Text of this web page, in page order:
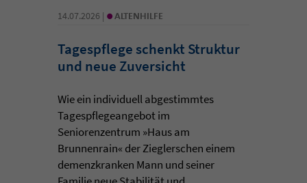
14.07.2026 | • ALTENHILFE
Tagespflege schenkt Struktur
und neue Zuversicht
Wie ein individuell abgestimmtes
Tagespflegeangebot im
Seniorenzentrum »Haus am
Brunnenrain« der Zieglerschen einem
demenzkranken Mann und seiner